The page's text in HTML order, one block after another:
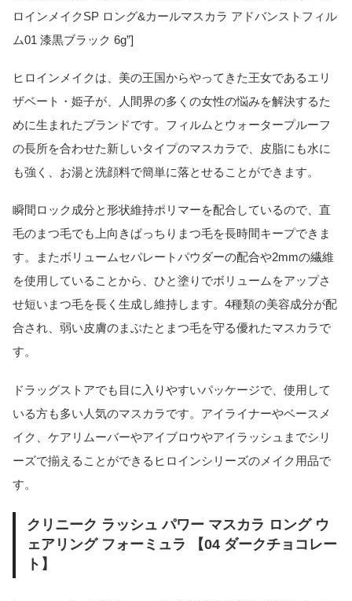
ロインメイクSP ロング&カールマスカラ アドバンストフィル
ム01 漆黒ブラック 6g”]
ヒロインメイクは、美の王国からやってきた王女であるエリ
ザベート・姫子が、人間界の多くの女性の悩みを解決するた
めに生まれたブランドです。フィルムとウォータープルーフ
の長所を合わせた新しいタイプのマスカラで、皮脂にも水に
も強く、お湯と洗顔料で簡単に落とせることができます。
瞬間ロック成分と形状維持ポリマーを配合しているので、直
毛のまつ毛でも上向きぱっちりまつ毛を長時間キープできま
す。またボリュームセパレートパウダーの配合や2mmの繊維
を使用していることから、ひと塗りでボリュームをアップさ
せ短いまつ毛を長く生成し維持します。4種類の美容成分が配
合され、弱い皮膚のまぶたとまつ毛を守る優れたマスカラで
す。
ドラッグストアでも目に入りやすいパッケージで、使用して
いる方も多い人気のマスカラです。アイライナーやベースメ
イク、ケアリムーバーやアイブロウやアイラッシュまでシリ
ーズで揃えることができるヒロインシリーズのメイク用品で
す。
クリニーク ラッシュ パワー マスカラ ロング ウ
ェアリング フォーミュラ 【04 ダークチョコレー
ト】